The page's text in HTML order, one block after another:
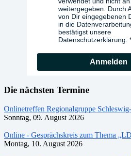
weitergegeben. Durch
von Dir eingegebenen
in die
bestätigst unsere
Datenschutzerklärung.
Anmelden
Die nächsten Termine
Onlinetreffen Regionalgruppe
Sonntag, 09. August 2026
Online - Gesprächskreis zum Thema
Montag, 10. August 2026